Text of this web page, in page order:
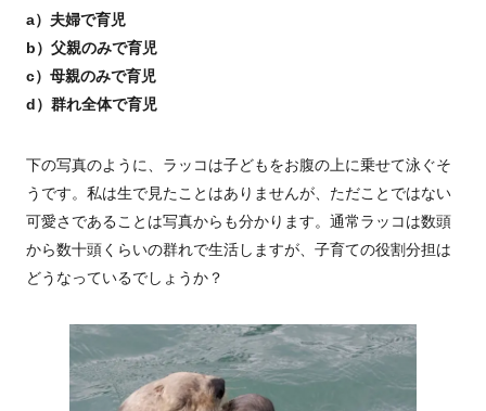
a）夫婦で育児
b）父親のみで育児
c）母親のみで育児
d）群れ全体で育児
下の写真のように、ラッコは子どもをお腹の上に乗せて泳ぐそ
うです。私は生で見たことはありませんが、ただことではない
可愛さであることは写真からも分かります。通常ラッコは数頭
から数十頭くらいの群れで生活しますが、子育ての役割分担は
どうなっているでしょうか？